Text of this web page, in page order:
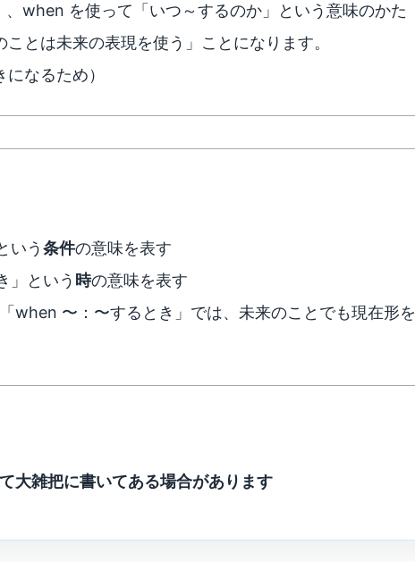
when を使って「いつ～するのか」という意味のかた
とは未来の表現を使う」ことになります。
なるため）
いう条件の意味を表す
」という 時の意味を表す
when 〜：〜するとき」では、未来のことでも現在形を
大雑把に書いてある場合があります